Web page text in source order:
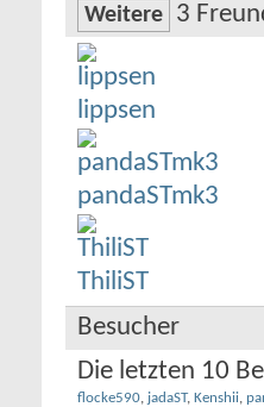
Weitere 3
lippsen
pandaSTmk3
ThiliST
Besucher
Die letzten 10
flocke590, jadaST, Kenshii,